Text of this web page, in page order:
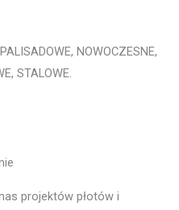
NOWOCZESNE,
STALOWE.
projektów płotów i